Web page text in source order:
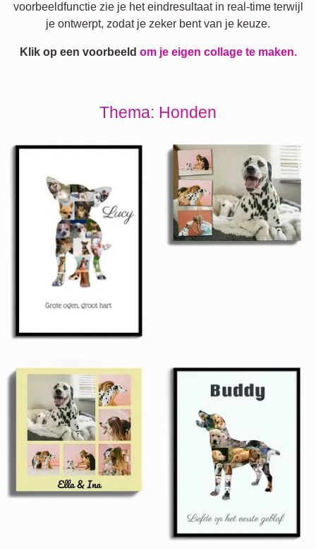
voorbeeldfunctie zie je het eindresultaat in real-time terwijl
je ontwerpt, zodat je zeker bent van je keuze.
Klik op een voorbeeld om je eigen collage te maken.
Thema: Honden